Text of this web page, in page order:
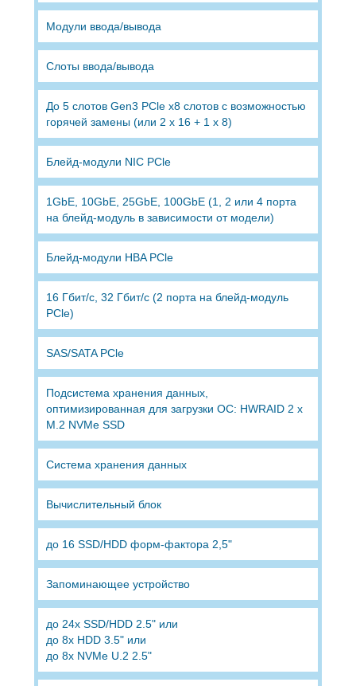
Модули ввода/вывода
Слоты ввода/вывода
До 5 слотов Gen3 PCle x8 слотов с возможностью
горячей замены (или 2 x 16 + 1 x 8)
Блейд-модули NIC PCle
1GbE, 10GbE, 25GbE, 100GbE (1, 2 или 4 порта
на блейд-модуль в зависимости от модели)
Блейд-модули HBA PCle
16 Гбит/с, 32 Гбит/с (2 порта на блейд-модуль
PCle)
SAS/SATA PCle
Подсистема хранения данных,
оптимизированная для загрузки ОС: HWRAID 2 x
M.2 NVMe SSD
Система хранения данных
Вычислительный блок
до 16 SSD/HDD форм-фактора 2,5"
Запоминающее устройство
до 24х SSD/HDD 2.5" или
до 8х HDD 3.5" или
до 8х NVMe U.2 2.5"